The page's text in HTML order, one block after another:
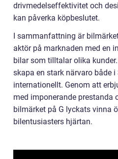
drivmedelseffektivitet och
kan påverka köpbeslutet.
I sammanfattning är
aktör på marknaden med en
bilar som tilltalar olika
skapa en stark närvaro både i
internationellt. Genom att
med imponerande prestanda
bilmärket på G lyckats vinna
bilentusiasters hjärtan.